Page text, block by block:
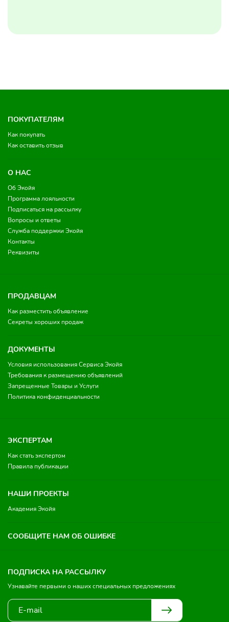
ПОКУПАТЕЛЯМ
Как покупать
Как оставить отзыв
О НАС
Об Экойя
Программа лояльности
Подписаться на рассылку
Вопросы и ответы
Служба поддержки Экойя
Контакты
Реквизиты
ПРОДАВЦАМ
Как разместить объявление
Секреты хороших продаж
ДОКУМЕНТЫ
Условия использования Сервиса Экойя
Требования к размещению объявлений
Запрещенные Товары и Услуги
Политика конфиденциальности
ЭКСПЕРТАМ
Как стать экспертом
Правила публикации
НАШИ ПРОЕКТЫ
Академия Экойя
СООБЩИТЕ НАМ ОБ ОШИБКЕ
ПОДПИСКА НА РАССЫЛКУ
Узнавайте первыми о наших специальных предложениях